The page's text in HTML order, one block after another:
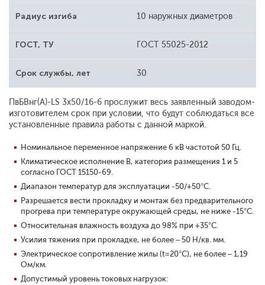
Радиус изгиба 10 наружных диаметров
ГОСТ, ТУ ГОСТ 55025-2012
Срок службы, лет 30
ПвБВнг(A)-LS 3x50/16-6 прослужит весь заявленный заводом-
изготовителем срок при условии, что будут соблюдаться все
установленные правила работы с данной маркой.
Номинальное переменное напряжение 6 кВ частотой 50 Гц.
Климатическое исполнение В, категория размещения 1 и 5
согласно ГОСТ 15150-69.
Диапазон температур для эксплуатации -50/+50°С.
Разрешается вести прокладку и монтаж без предварительного
прогрева при температуре окружающей среды, не ниже -15°С.
Относительная влажность воздуха до 98% при +35°С.
Усилия тяжения при прокладке, не более – 50 Н/кв. мм.
Электрическое сопротивление жилы (t=20°С), не более – 1,19
Ом/км.
Допустимый уровень токовых нагрузок: